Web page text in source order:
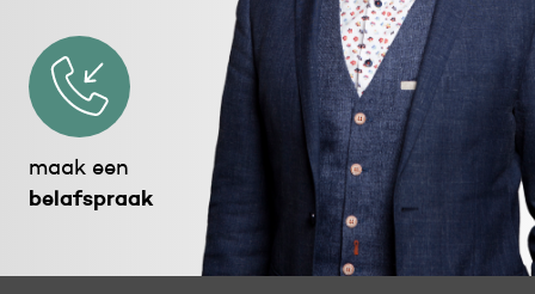
maak een
belafspraak